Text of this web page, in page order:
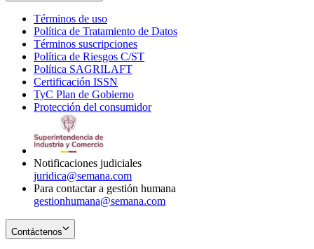
Términos de uso
in
new
window
Política de Tratamiento de Datos
Términos suscripciones
in
Política de Riesgos C/ST
Política SAGRILAFT
new
window
Certificación ISSN
in
new
TyC Plan de Gobierno
in
Protección del consumidorOpens
Notificaciones judiciales
juridica@semana.com
Para contactar a gestión humana
gestionhumana@semana.com
Contáctenos